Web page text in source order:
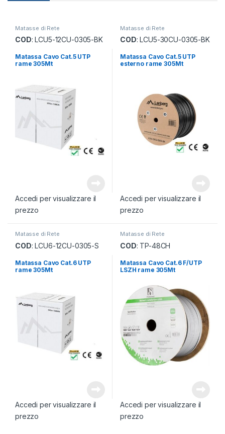
Matasse di Rete
COD: LCU5-12CU-0305-BK
Matassa Cavo Cat.5 UTP
rame 305Mt
Accedi per visualizzare il
prezzo
Matasse di Rete
COD: LCU5-30CU-0305-BK
Matassa Cavo Cat.5 UTP
esterno rame 305Mt
Accedi per visualizzare il
prezzo
Matasse di Rete
COD: LCU6-12CU-0305-S
Matassa Cavo Cat.6 UTP
rame 305Mt
Accedi per visualizzare il
prezzo
Matasse di Rete
COD: TP-48CH
Matassa Cavo Cat.6 F/UTP
LSZH rame 305Mt
Accedi per visualizzare il
prezzo